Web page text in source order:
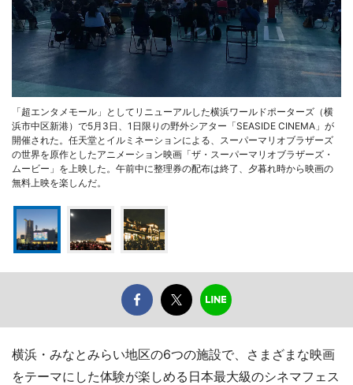
「超エンタメモール」としてリニューアルした横浜ワールドポーターズ（横
浜市中区新港）で5月3日、1日限りの野外シアター「SEASIDE CINEMA」が
開催された。任天堂とイルミネーションによる、スーパーマリオブラザーズ
の世界を原作としたアニメーション映画「ザ・スーパーマリオブラザーズ・
ムービー」を上映した。午前中に整理券の配布は終了、夕暮れ時から映画の
無料上映を楽しんだ。
横浜・みなとみらい地区の6つの施設で、さまざまな映画
をテーマにした体験が楽しめる日本最大級のシネマフェス